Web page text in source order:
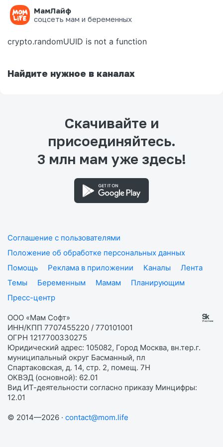
МамЛайф
соцсеть мам и беременных
Ошибка на странице
crypto.randomUUID is not a function
Найдите нужное в каналах
Скачивайте и
присоединяйтесь.
3 млн мам уже здесь!
Соглашение с пользователями
Положение об обработке персональных данных
Помощь
Реклама в приложении Каналы
Лента
Темы
Беременным Мамам
Планирующим
Пресс-центр
ООО «Мам Софт»
ИНН/КПП 7707455220 / 770101001
ОГРН 1217700330275
Юридический адрес: 105082, Город Москва, вн.тер.г.
муниципальный округ Басманный, пл
Спартаковская, д. 14, стр. 2, помещ. 7Н
ОКВЭД (основной): 62.01
Вид ИТ-деятельности согласно приказу Минцифры:
12.01
© 2014—2026 · contact@mom.life